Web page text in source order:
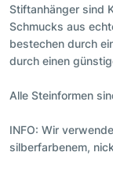
Stiftanhänger sind
Schmucks aus
bestechen durch
durch einen
Alle Steinformen
INFO: Wir
silberfarbenem,